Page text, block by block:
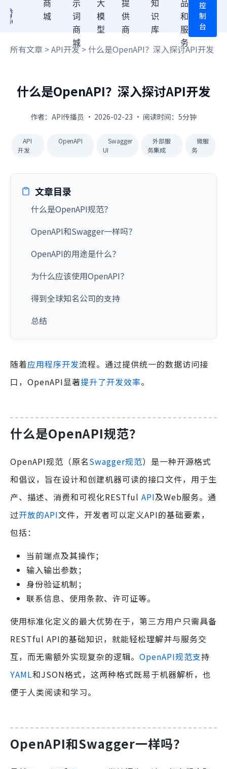
商
城
示
词
商
城
大
模
型
提
供
商
知
识
库
品
和
服
务
控
制
台
所有文章 >API开发> 什么是OpenAPI？深入探讨API开发
什么是OpenAPI？深入探讨API开发
作者：API传播员 · 2026-02-23 · 阅读时间：5分钟
API
开发
OpenAPI
Swagger
UI
外部服
务集成
微服
务
文章目录
什么是OpenAPI规范？
OpenAPI和Swagger一样吗？
OpenAPI的用途是什么？
为什么应该使用OpenAPI？
得到全球知名公司的支持
总结
随着应用程序开发流程。通过提供统一的数据访问接
口，OpenAPI显著提升了开发效率。
什么是OpenAPI规范？
OpenAPI规范（原名Swagger规范）是一种开源格式
和倡议，旨在设计和创建机器可读的接口文件，用于生
产、描述、消费和可视化RESTful API及Web服务。通
过开放的API文件，开发者可以定义API的基础要素，
包括：
当前端点及其操作；
输入输出参数；
身份验证机制；
联系信息、使用条款、许可证等。
使用标准化定义的最大优势在于，第三方用户只需具备
RESTful API的基础知识，就能轻松理解并与服务交
互，而无需额外实现复杂的逻辑。 OpenAPI规范支持
YAML和JSON格式，这两种格式既易于机器解析，也
便于人类阅读和学习。
OpenAPI和Swagger一样吗？